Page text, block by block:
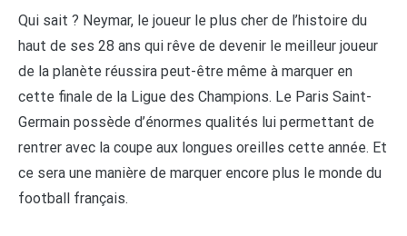
Qui sait ? Neymar, le joueur le plus cher de l’histoire du
haut de ses 28 ans qui rêve de devenir le meilleur joueur
de la planète réussira peut-être même à marquer en
cette finale de la Ligue des Champions. Le Paris Saint-
Germain possède d’énormes qualités lui permettant de
rentrer avec la coupe aux longues oreilles cette année. Et
ce sera une manière de marquer encore plus le monde du
football français.